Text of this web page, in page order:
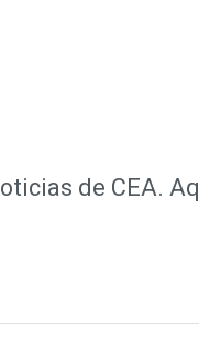
de CEA.